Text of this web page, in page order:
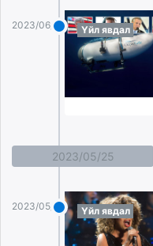
2023/06/23 Үйл явдал
2023/05/25
2023/05/25 Үйл явдал